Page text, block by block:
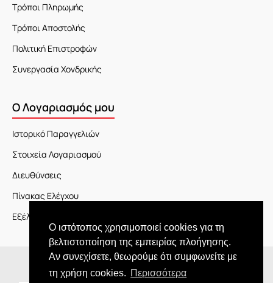
Ο ιστότοπος χρησιμοποιεί cookies για τη
βελτιστοποίηση της εμπειρίας πλοήγησης.
Αν συνεχίσετε, θεωρούμε ότι συμφωνείτε με
τη χρήση cookies. Περισσότερα
Τρόποι Πληρωμής
Τρόποι Αποστολής
Πολιτική Επιστροφών
Συνεργασία Χονδρικής
Ο Λογαριασμός μου
Ιστορικό Παραγγελιών
Στοιχεία Λογαριασμού
Διευθύνσεις
Πίνακας Ελέγχου
Εξέλιξη Παραγγελίας
Copyright © 2026 JOY market